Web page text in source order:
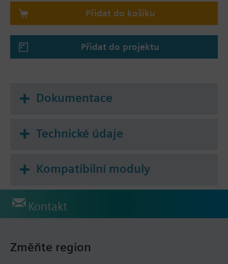
Přidat do košíku
Přidat do projektu
Dokumentace
Technické údaje
Kompatibilní moduly
Kontakt
Změňte region